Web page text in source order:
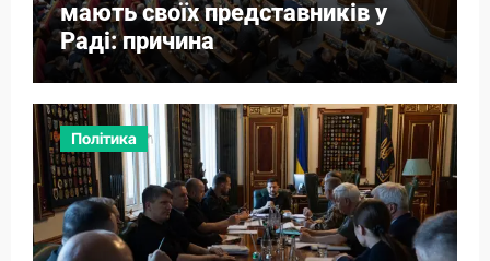
мають своїх представників у
Раді: причина
Політика